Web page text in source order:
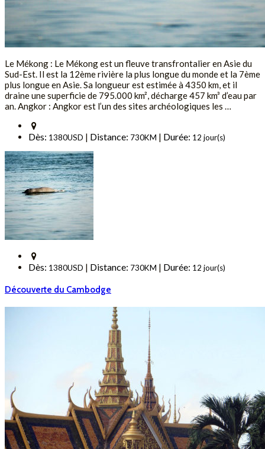
Le Mékong : Le Mékong est un fleuve transfrontalier en Asie du
Sud-Est. Il est la 12ème rivière la plus longue du monde et la 7ème
plus longue en Asie. Sa longueur est estimée à 4350 km, et il
draine une superficie de 795.000 km², décharge 457 km³ d’eau par
an. Angkor : Angkor est l’un des sites archéologiques les …
Dès: 1380USD | Distance: 730KM | Durée: 12 jour(s)
Dès: 1380USD | Distance: 730KM | Durée: 12 jour(s)
Découverte du Cambodge